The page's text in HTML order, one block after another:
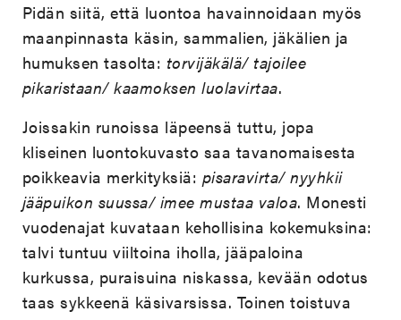
Pidän siitä, että luontoa havainnoidaan myös
maanpinnasta käsin, sammalien, jäkälien ja
humuksen tasolta: torvijäkälä/ tajoilee
pikaristaan/ kaamoksen luolavirtaa.
Joissakin runoissa läpeensä tuttu, jopa
kliseinen luontokuvasto saa tavanomaisesta
poikkeavia merkityksiä: pisaravirta/ nyyhkii
jääpuikon suussa/ imee mustaa valoa. Monesti
vuodenajat kuvataan kehollisina kokemuksina:
talvi tuntuu viiltoina iholla, jääpaloina
kurkussa, puraisuina niskassa, kevään odotus
taas sykkeenä käsivarsissa. Toinen toistuva